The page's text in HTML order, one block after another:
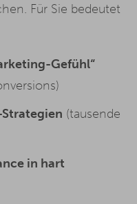
Für Sie bedeutet
Gefühl“
Strategien (tausende
in hart